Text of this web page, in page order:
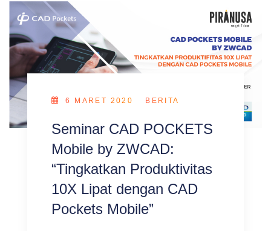
6 MARET 2020 BERITA
Seminar CAD POCKETS
Mobile by ZWCAD:
“Tingkatkan Produktivitas
10X Lipat dengan CAD
Pockets Mobile”